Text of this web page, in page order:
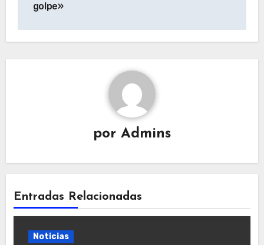
golpe»
por Admins
Entradas Relacionadas
Noticias